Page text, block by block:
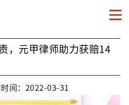
，元甲律师助力获赔14
间：2022-03-31